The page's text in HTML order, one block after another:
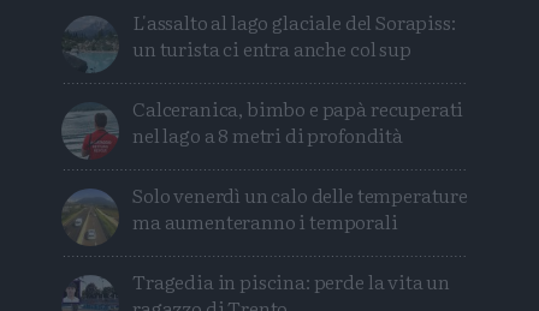
L'assalto al lago glaciale del Sorapiss:
un turista ci entra anche col sup
Calceranica, bimbo e papà recuperati
nel lago a 8 metri di profondità
Solo venerdì un calo delle temperature
ma aumenteranno i temporali
Tragedia in piscina: perde la vita un